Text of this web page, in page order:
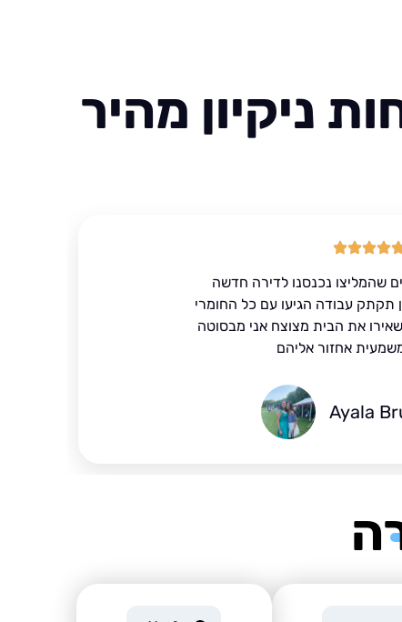
ניקיון מהיר
שהמליצו נכנסנו לדירה חדשה
תקתק עבודה הגיעו עם כל החומרי
את הבית מצוצח אני מבסוטה
אחזור אליהם
Ayala